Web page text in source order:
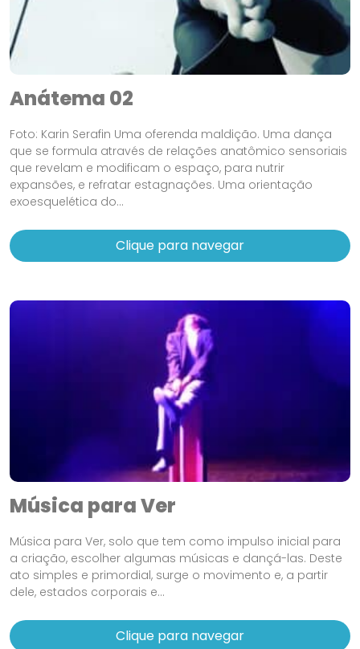
Anátema 02
Foto: Karin Serafin Uma oferenda maldição. Uma dança
que se formula através de relações anatômico sensoriais
que revelam e modificam o espaço, para nutrir
expansões, e refratar estagnações. Uma orientação
exoesquelética do...
Clique para navegar
Música para Ver
Música para Ver, solo que tem como impulso inicial para
a criação, escolher algumas músicas e dançá-las. Deste
ato simples e primordial, surge o movimento e, a partir
dele, estados corporais e...
Clique para navegar